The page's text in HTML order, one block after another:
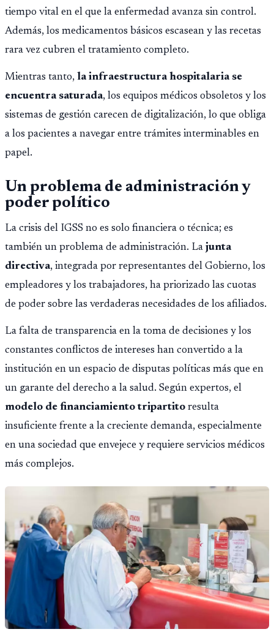
tiempo vital en el que la enfermedad avanza sin control.
Además, los medicamentos básicos escasean y las recetas
rara vez cubren el tratamiento completo.
Mientras tanto, la infraestructura hospitalaria se
encuentra saturada, los equipos médicos obsoletos y los
sistemas de gestión carecen de digitalización, lo que obliga
a los pacientes a navegar entre trámites interminables en
papel.
Un problema de administración y
poder político
La crisis del IGSS no es solo financiera o técnica; es
también un problema de administración. La junta
directiva, integrada por representantes del Gobierno, los
empleadores y los trabajadores, ha priorizado las cuotas
de poder sobre las verdaderas necesidades de los afiliados.
La falta de transparencia en la toma de decisiones y los
constantes conflictos de intereses han convertido a la
institución en un espacio de disputas políticas más que en
un garante del derecho a la salud. Según expertos, el
modelo de financiamiento tripartito resulta
insuficiente frente a la creciente demanda, especialmente
en una sociedad que envejece y requiere servicios médicos
más complejos.